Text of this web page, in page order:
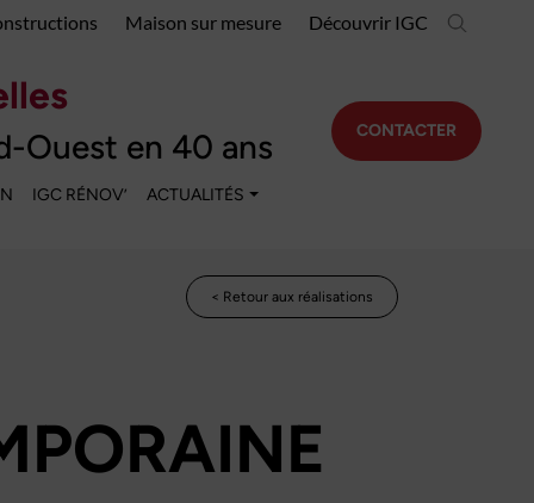
Maison sur mesure Découvrir IGC
Ouest en 40 ans
IGC RÉNOV’ ACTUALITÉS
CONTACTER
< Retour aux réalisations